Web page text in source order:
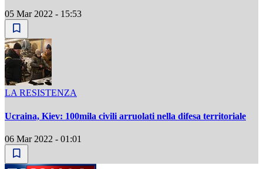
05 Mar 2022 - 15:53
LA RESISTENZA
Ucraina, Kiev: 100mila civili arruolati nella difesa territoriale
06 Mar 2022 - 01:01